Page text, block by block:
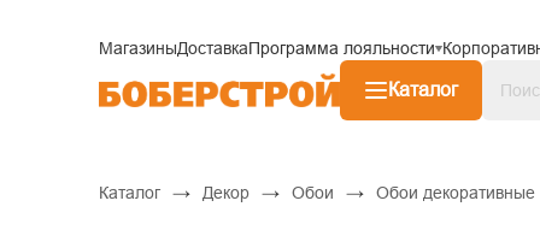
МагазиныДоставкаПрограмма лояльности
Каталог
Каталог → Декор → Обои → Обои декоративные